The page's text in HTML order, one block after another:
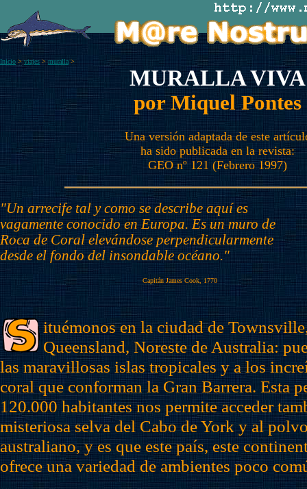
Inicio >viajes>muralla>
MURALLA VIVA
por Miquel Pontes
Una versión adaptada de este
ha sido publicada en la revista:
GEO nº 121 (Febrero 1997)
"Un arrecife tal y como se describe aquí es
vagamente conocido en Europa. Es un muro de
Roca de Coral elevándose perpendicularmente
desde el fondo del insondable océano."
Capitán James Cook, 1770
ituémonos en la ciudad de
Queensland, Noreste de Australia:
las maravillosas islas tropicales y a los
coral que conforman la Gran Barrera. Esta
120.000 habitantes nos permite acceder
misteriosa selva del Cabo de York y al
australiano, y es que este país, este
ofrece una variedad de ambientes poco